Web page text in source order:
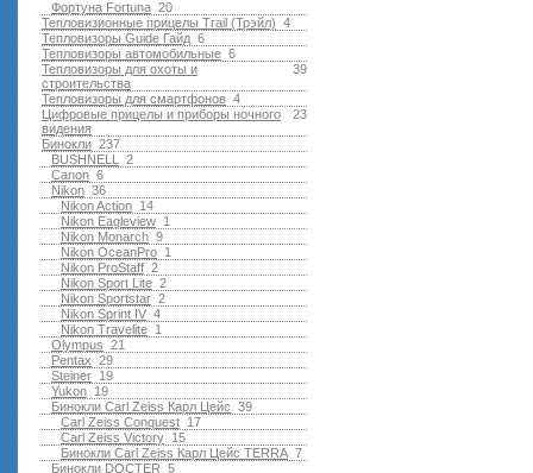
20
Фортуна Fortuna
4
Тепловизионные прицелы Trail (Трэйл)
6
Тепловизоры Guide Гайд
6
Тепловизоры автомобильные
39
Тепловизоры для охоты и
строительства
4
Тепловизоры для смартфонов
23
Цифровые прицелы и приборы ночного
видения
237
Бинокли
2
BUSHNELL
6
Canon
36
Nikon
14
Nikon Action
1
Nikon Eagleview
9
Nikon Monarch
1
Nikon OceanPro
2
Nikon ProStaff
2
Nikon Sport Lite
2
Nikon Sportstar
4
Nikon Sprint IV
1
Nikon Travelite
21
Olympus
29
Pentax
19
Steiner
19
Yukon
39
Бинокли Carl Zeiss Карл Цейс
17
Carl Zeiss Conquest
15
Carl Zeiss Victory
7
Бинокли Carl Zeiss Карл Цейс TERRA
5
Бинокли DOCTER